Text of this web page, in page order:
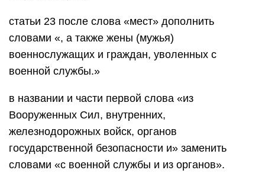
статьи 23 после слова «мест» дополнить
словами «, а также жены (мужья)
военнослужащих и граждан, уволенных с
военной службы.»
в названии и части первой слова «из
Вооруженных Сил, внутренних,
железнодорожных войск, органов
государственной безопасности и» заменить
словами «с военной службы и из органов».